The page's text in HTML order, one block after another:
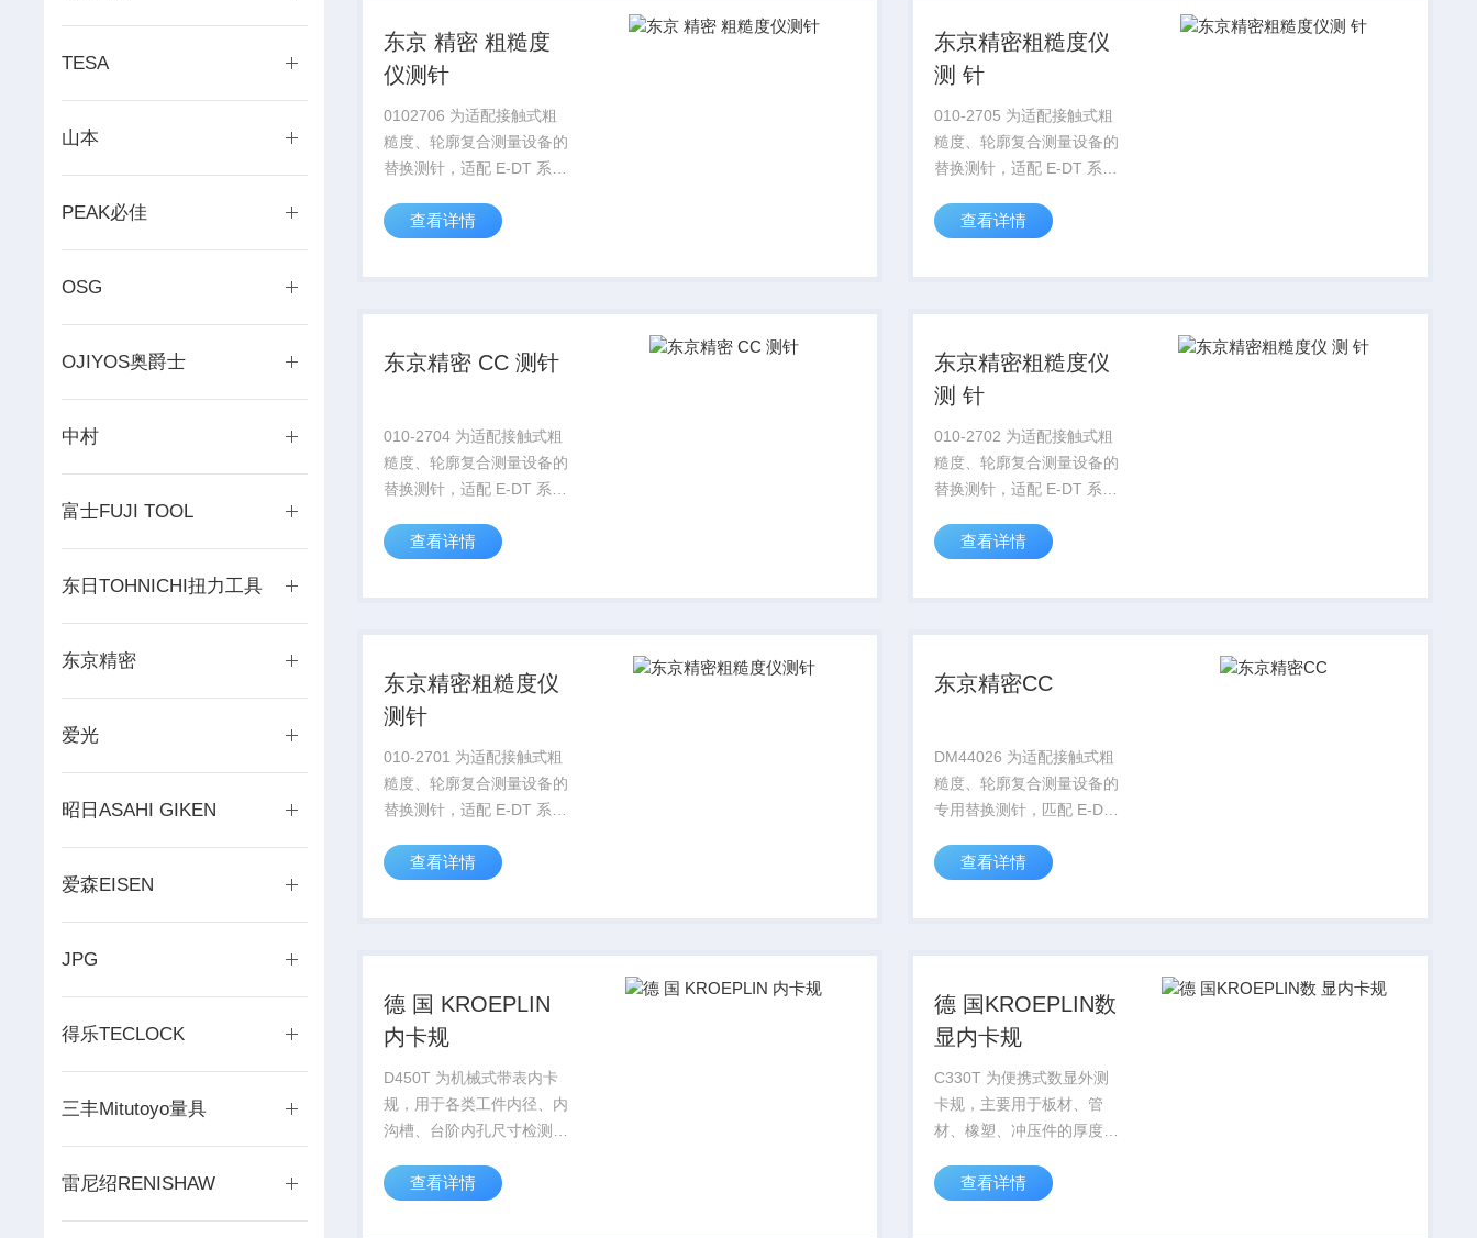
TESA
山本
PEAK必佳
OSG
OJIYOS奥爵士
中村
富士FUJI TOOL
东日TOHNICHI扭力工具
东京精密
爱光
昭日ASAHI GIKEN
爱森EISEN
JPG
得乐TECLOCK
三丰Mitutoyo量具
雷尼绍RENISHAW
东京 精密 粗糙度
仪测针
0102706 为适配接触式粗
糙度、轮廓复合测量设备的
替换测针，适配 E-DT 系列
面、台阶、浅沟槽二维形貌
插拔安装结构，整体尺寸规
查看详情
东京精密粗糙度仪
测 针
010-2705 为适配接触式粗
糙度、轮廓复合测量设备的
替换测针，适配 E-DT 系列
面、台阶、浅沟槽二维形貌
插拔安装结构，整体尺寸规
查看详情
东京精密 CC 测针
010-2704 为适配接触式粗
糙度、轮廓复合测量设备的
替换测针，适配 E-DT 系列
面、台阶、浅沟槽二维形貌
插拔安装结构，整体尺寸规
查看详情
东京精密粗糙度仪
测 针
010-2702 为适配接触式粗
糙度、轮廓复合测量设备的
替换测针，适配 E-DT 系列
面、台阶、浅沟槽二维形貌
插拔安装结构，整体尺寸规
查看详情
东京精密粗糙度仪
测针
010-2701 为适配接触式粗
糙度、轮廓复合测量设备的
替换测针，适配 E-DT 系列
面、台阶、浅沟槽二维形貌
插拔安装结构，整体尺寸规
查看详情
东京精密CC
DM44026 为适配接触式粗
糙度、轮廓复合测量设备的
专用替换测针，匹配 E-DT
平面、台阶、浅沟槽二维形
拔安装结构，整体尺寸规
查看详情
德 国 KROEPLIN
内卡规
D450T 为机械式带表内卡
规，用于各类工件内径、内
沟槽、台阶内孔尺寸检测，
供电，操作流程简单，读数
查看详情
德 国KROEPLIN数
显内卡规
C330T 为便携式数显外测
卡规，主要用于板材、管
材、橡塑、冲压件的厚度尺
幕搭配机械测臂结构，无需
查看详情